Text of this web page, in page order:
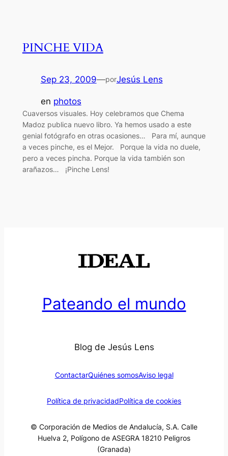
PINCHE VIDA
Sep 23, 2009—porJesús Lens
en photos
Cuaversos visuales. Hoy celebramos que Chema
Madoz publica nuevo libro. Ya hemos usado a este
genial fotógrafo en otras ocasiones… Para mí, aunque
a veces pinche, es el Mejor. Porque la vida no duele,
pero a veces pincha. Porque la vida también son
arañazos… ¡Pinche Lens!
Pateando el mundo
Blog de Jesús Lens
ContactarQuiénes somosAviso legal
Política de privacidadPolítica de cookies
© Corporación de Medios de Andalucía, S.A. Calle
Huelva 2, Polígono de ASEGRA 18210 Peligros
(Granada)